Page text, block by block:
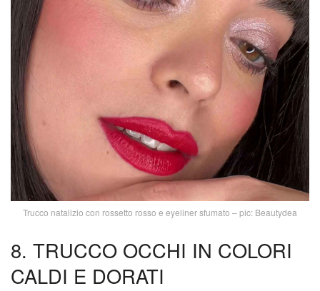
Trucco natalizio con rossetto rosso e eyeliner sfumato – pic: Beautydea
8. TRUCCO OCCHI IN COLORI
CALDI E DORATI